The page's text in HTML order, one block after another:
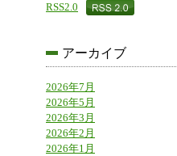
RSS2.0
アーカイブ
2026年7月
2026年5月
2026年3月
2026年2月
2026年1月